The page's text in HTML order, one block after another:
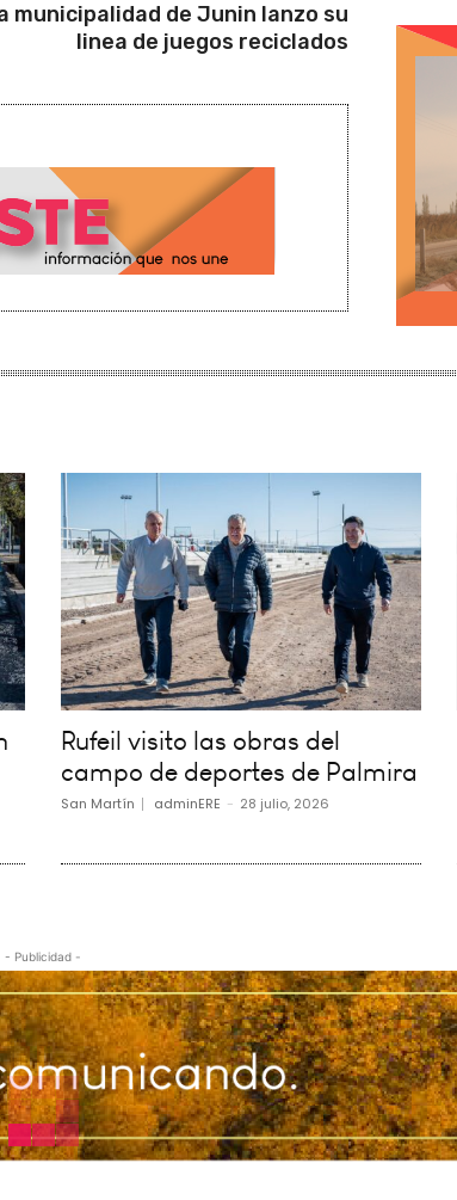
municipalidad de Junin lanzo su
linea de juegos reciclados
Rufeil visito las obras del
campo de deportes de Palmira
San Martín adminERE - 28 julio, 2026
- Publicidad -